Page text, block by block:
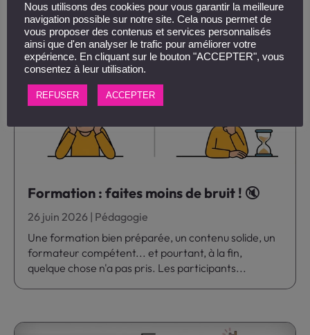
Formation : faites moins de bruit ! 🔇
26 juin 2026 | Pédagogie
Une formation bien préparée, un contenu solide, un
formateur compétent... et pourtant, à la fin,
quelque chose n'a pas pris. Les participants...
Nous utilisons des cookies pour vous garantir la meilleure
navigation possible sur notre site. Cela nous permet de
vous proposer des contenus et services personnalisés
ainsi que d'en analyser le trafic pour améliorer votre
expérience. En cliquant sur le bouton "ACCEPTER", vous
consentez à leur utilisation.
REFUSER ACCEPTER